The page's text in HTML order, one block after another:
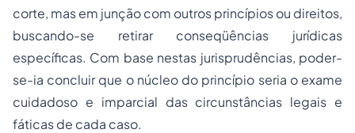
corte, mas em junção com outros princípios ou direitos,
buscando-se retirar conseqüências jurídicas
específicas. Com base nestas jurisprudências, poder-
se-ia concluir que o núcleo do princípio seria o exame
cuidadoso e imparcial das circunstâncias legais e
fáticas de cada caso.